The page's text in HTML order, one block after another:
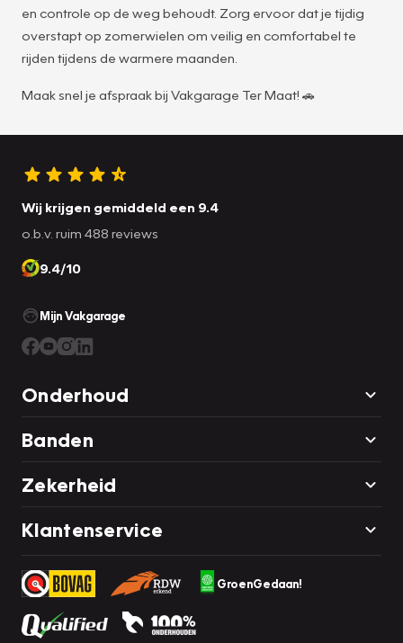
en controle op de weg behoudt. Zorg ervoor dat je tijdig
overstapt op zomerwielen om veilig en comfortabel te
rijden tijdens de warmere maanden.
Maak snel je afspraak bij Vakgarage Ter Maat! 🚗
Wij krijgen gemiddeld een 9.4
o.b.v. ruim 488 reviews
9.4/10
Mijn Vakgarage
Onderhoud
Banden
Zekerheid
Klantenservice
GroenGedaan!